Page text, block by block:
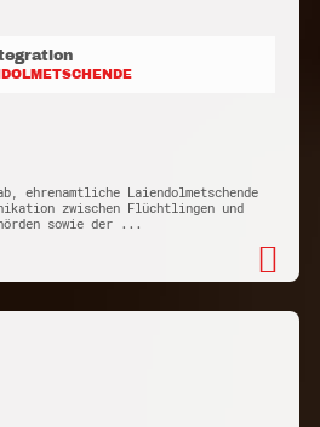
ehrenamtliche Laiendolmetschende
zwischen Flüchtlingen und
sowie der ...